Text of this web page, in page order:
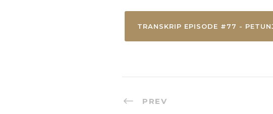
TRANSKRIP EPISODE #77 -
PREV